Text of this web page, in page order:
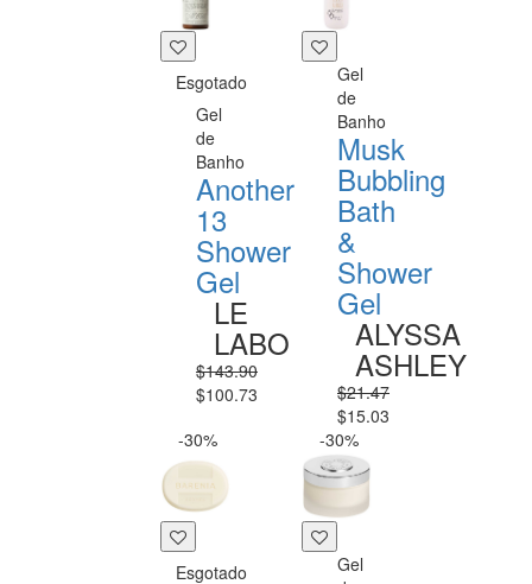
Esgotado
Gel
de
Banho
Another
13
Shower
Gel
LE
LABO
$143.90
$100.73
Gel
de
Banho
Musk
Bubbling
Bath
&
Shower
Gel
ALYSSA
ASHLEY
$21.47
$15.03
-30%
Esgotado
-30%
Gel